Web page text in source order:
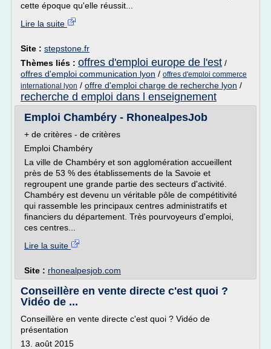
cette époque qu'elle réussit...
Lire la suite
Site : stepstone.fr
Thèmes liés : offres d'emploi europe de l'est /
offres d'emploi communication lyon / offres d'emploi commerce
international lyon / offre d'emploi charge de recherche lyon /
recherche d emploi dans l enseignement
Emploi Chambéry - RhonealpesJob
+ de critères - de critères
Emploi Chambéry
La ville de Chambéry et son agglomération accueillent
près de 53 % des établissements de la Savoie et
regroupent une grande partie des secteurs d'activité.
Chambéry est devenu un véritable pôle de compétitivité
qui rassemble les principaux centres administratifs et
financiers du département. Très pourvoyeurs d'emploi,
ces centres...
Lire la suite
Site : rhonealpesjob.com
Conseillère en vente directe c'est quoi ?
Vidéo de ...
Conseillère en vente directe c'est quoi ? Vidéo de
présentation
13. août 2015